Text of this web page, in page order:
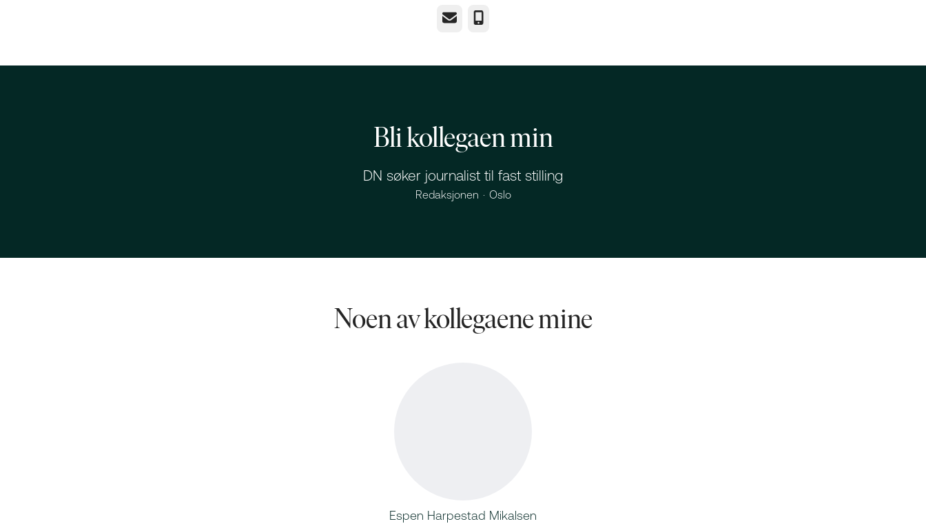
E-post Telefonnummer
Bli kollegaen min
DN søker journalist til fast stilling
Redaksjonen · Oslo
Noen av kollegaene mine
Espen Harpestad Mikalsen